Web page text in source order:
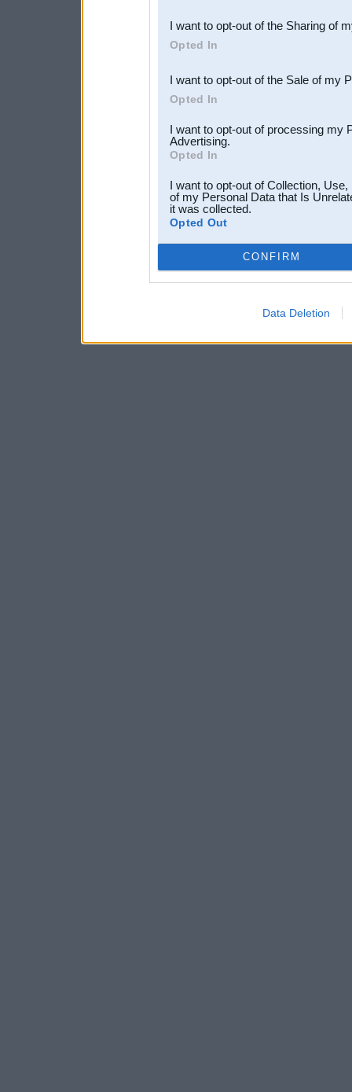
Downstream Participants
third parties.
I want to opt-out of the Sharing of
Opted In
I want to opt-out of the Sale of my
Opted In
I want to opt-out of processing my
Advertising.
Opted In
I want to opt-out of Collection,
of my Personal Data that Is
it was collected.
Opted Out
CONFIRM
Data Deletion